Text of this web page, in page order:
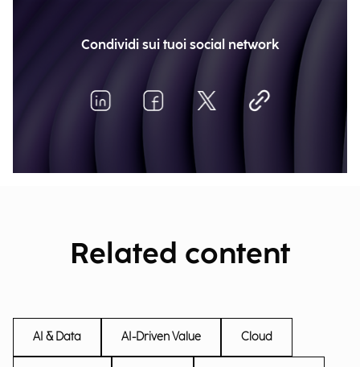
Condividi sui tuoi social network
Related content
AI & Data AI-Driven Value Cloud